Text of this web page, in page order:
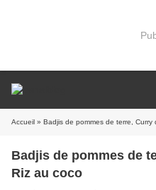
Accueil » Badjis de pommes de terre, Curry
Badjis de pommes de
Riz au coco